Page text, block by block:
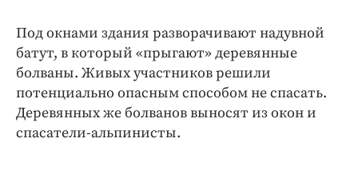
Под окнами здания разворачивают надувной
батут, в который «прыгают» деревянные
болваны. Живых участников решили
потенциально опасным способом не спасать.
Деревянных же болванов выносят из окон и
спасатели-альпинисты.